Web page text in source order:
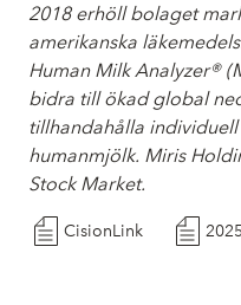
2018 erhöll bolaget
amerikanska
Human Milk Analyzer®
bidra till ökad global
tillhandahålla
humanmjölk. Miris
Stock Market.
CisionLink